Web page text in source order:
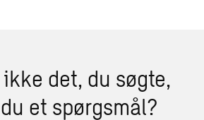
det, du søgte,
et spørgs­mål?